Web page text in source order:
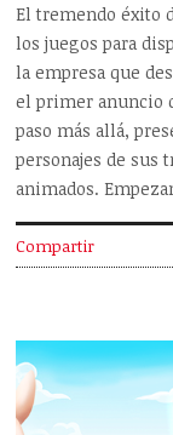
El tremendo éxito
los juegos para
la empresa que
el primer anuncio
paso más allá,
personajes de sus
animados.
Compartir